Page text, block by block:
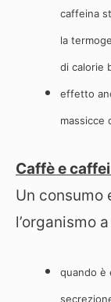
caffeina
la
di calorie
effetto
massicce
Caffè e
Un consumo
l’organismo
quando è